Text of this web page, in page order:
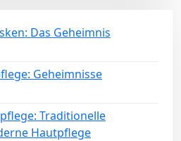
Das Geheimnis
Geheimnisse
Traditionelle
Hautpflege